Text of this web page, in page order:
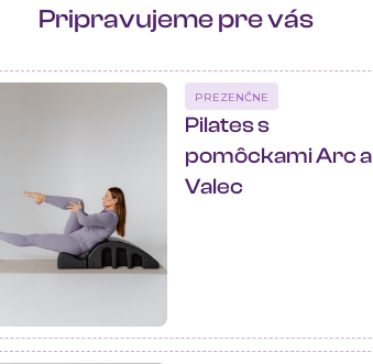
Pripravujeme pre vás
PREZENČNE
Pilates s
pomôckami Arc a
Valec